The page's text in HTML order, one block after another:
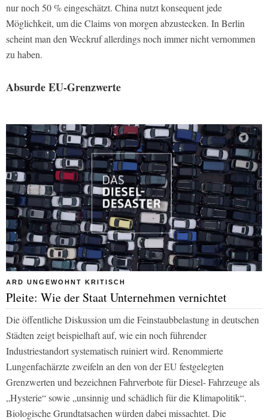
nur noch 50 % eingeschätzt. China nutzt konsequent jede
Möglichkeit, um die Claims von morgen abzustecken. In Berlin
scheint man den Weckruf allerdings noch immer nicht vernommen
zu haben.
Absurde EU-Grenzwerte
ARD UNGEWOHNT KRITISCH
Pleite: Wie der Staat Unternehmen vernichtet
Die öffentliche Diskussion um die Feinstaubbelastung in deutschen
Städten zeigt beispielhaft auf, wie ein noch führender
Industriestandort systematisch ruiniert wird. Renommierte
Lungenfachärzte zweifeln an den von der EU festgelegten
Grenzwerten und bezeichnen Fahrverbote für Diesel- Fahrzeuge als
„Hysterie“ sowie „unsinnig und schädlich für die Klimapolitik“.
Biologische Grundtatsachen würden dabei missachtet. Die